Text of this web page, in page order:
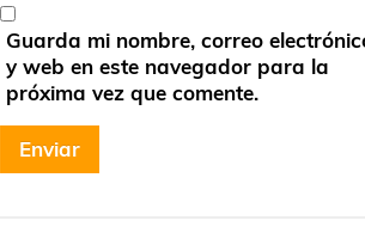
Guarda mi nombre, correo
y web en este navegador para la
próxima vez que comente.